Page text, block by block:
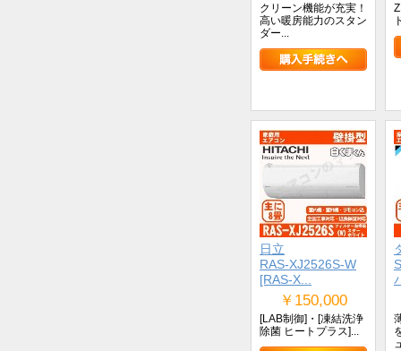
クリーン機能が充実！
高い暖房能力のスタン
ダー...
日立
RAS-XJ2526S-W
[RAS-X...
￥150,000
[LAB制御]・[凍結洗浄
除菌 ヒートプラス]...